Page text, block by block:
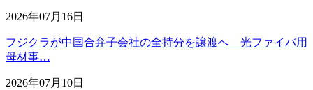
2026年07月16日
フジクラが中国合弁子会社の全持分を譲渡へ 光ファイバ用
母材事…
2026年07月10日